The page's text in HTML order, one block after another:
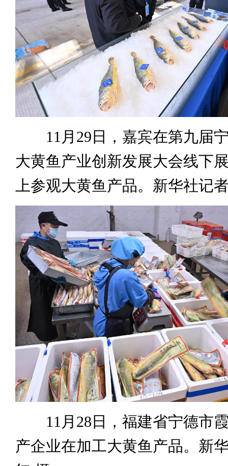
11月29日，嘉宾在第九届
大黄鱼产业创新发展大会线下
上参观大黄鱼产品。新华社记
11月28日，福建省宁德市
产企业在加工大黄鱼产品。新